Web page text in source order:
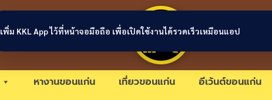
ขอนแก่นลิงก์
หางานขอนแก่น เที่ยวขอนแก่น อีเว้นต์ขอนแก่น
เพิ่ม KKL App ไว้ที่หน้าจอมือถือ เพื่อเปิดใช้งานได้รวดเร็วเหมือนแอป